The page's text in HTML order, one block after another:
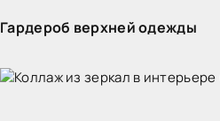
Гардероб верхней одежды